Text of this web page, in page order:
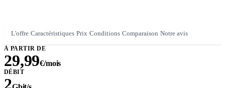
L'offre Caractéristiques Prix Conditions Comparaison Notre avis
À PARTIR DE
29,99€/mois
DÉBIT
2